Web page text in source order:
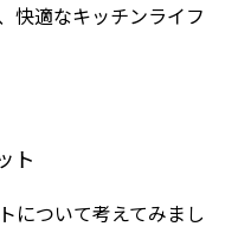
快適なキッチンライフ
ト
について考えてみまし